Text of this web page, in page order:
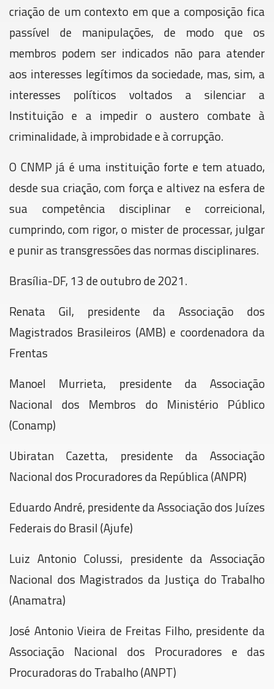
criação de um contexto em que a composição fica
passível de manipulações, de modo que os
membros podem ser indicados não para atender
aos interesses legítimos da sociedade, mas, sim, a
interesses políticos voltados a silenciar a
Instituição e a impedir o austero combate à
criminalidade, à improbidade e à corrupção.
O CNMP já é uma instituição forte e tem atuado,
desde sua criação, com força e altivez na esfera de
sua competência disciplinar e correicional,
cumprindo, com rigor, o mister de processar, julgar
e punir as transgressões das normas disciplinares.
Brasília-DF, 13 de outubro de 2021.
Renata Gil, presidente da Associação dos
Magistrados Brasileiros (AMB) e coordenadora da
Frentas
Manoel Murrieta, presidente da Associação
Nacional dos Membros do Ministério Público
(Conamp)
Ubiratan Cazetta, presidente da Associação
Nacional dos Procuradores da República (ANPR)
Eduardo André, presidente da Associação dos Juízes
Federais do Brasil (Ajufe)
Luiz Antonio Colussi, presidente da Associação
Nacional dos Magistrados da Justiça do Trabalho
(Anamatra)
José Antonio Vieira de Freitas Filho, presidente da
Associação Nacional dos Procuradores e das
Procuradoras do Trabalho (ANPT)